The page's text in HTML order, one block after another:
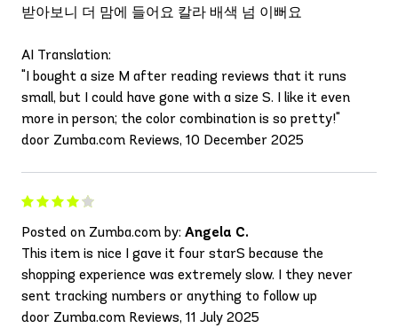
받아보니 더 맘에 들어요 칼라 배색 넘 이뻐요
AI Translation:
"I bought a size M after reading reviews that it runs
small, but I could have gone with a size S. I like it even
more in person; the color combination is so pretty!"
door Zumba.com Reviews, 10 December 2025
Posted on Zumba.com by: Angela C.
This item is nice I gave it four starS because the
shopping experience was extremely slow. I they never
sent tracking numbers or anything to follow up
door Zumba.com Reviews, 11 July 2025